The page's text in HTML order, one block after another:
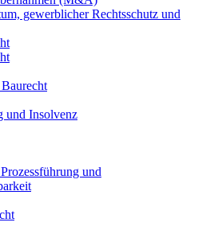
gewerblicher Rechtsschutz und
und Insolvenz
und